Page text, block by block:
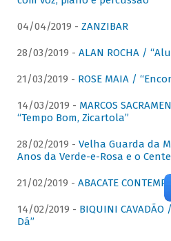
04/04/2019 - ZANZIBAR
28/03/2019 - ALAN ROCHA /
21/03/2019 - ROSE MAIA /
14/03/2019 - MARCOS
“Tempo Bom, Zicartola”
28/02/2019 - Velha Guarda da
Anos da Verde-e-Rosa e o
21/02/2019 - ABACATE
14/02/2019 - BIQUINI
Dá”